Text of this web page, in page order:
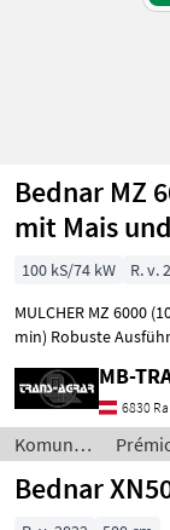
Země Filtry
technika
Bednar MZ
mit Mais und
Gras
Mulcher Sich
100 kS/74 kW R. v.
MULCHER MZ 6000
min) Robuste Ausführung
4 Stk.per Rotor
Hydraulische
Transport- in
Arbeitsstellung
Transportsicherun
MB-
6830
Komunálne
stroje /
Bednar
Bednar